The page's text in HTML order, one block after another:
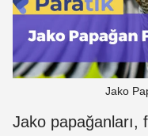
Jako
Jako papağanları,